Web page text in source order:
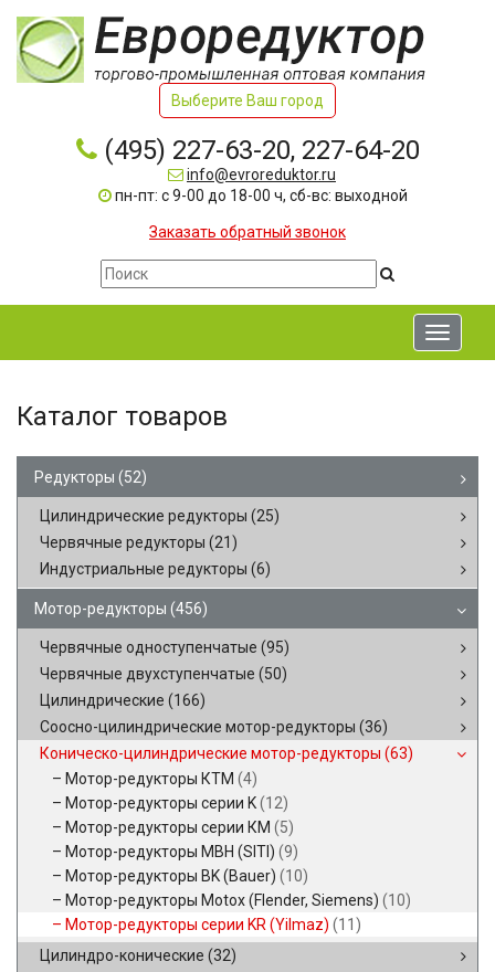
Выберите Ваш город
(495) 227-63-20, 227-64-20
info@evroreduktor.ru
пн-пт: с 9-00 до 18-00 ч, сб-вс: выходной
Заказать обратный звонок
Toggle
Каталог товаров
Редукторы (52)
Цилиндрические редукторы (25)
Червячные редукторы (21)
Индустриальные редукторы (6)
Мотор-редукторы (456)
Червячные одноступенчатые (95)
Червячные двухступенчатые (50)
Цилиндрические (166)
Соосно-цилиндрические мотор-редукторы (36)
Коническо-цилиндрические мотор-редукторы (63)
Мотор-редукторы КТМ (4)
Мотор-редукторы серии K(12)
Мотор-редукторы серии КМ (5)
Мотор-редукторы MBH (SITI) (9)
Мотор-редукторы BK (Bauer) (10)
Мотор-редукторы Motox (Flender, Siemens) (10)
Мотор-редукторы серии KR (Yilmaz) (11)
Цилиндро-конические (32)